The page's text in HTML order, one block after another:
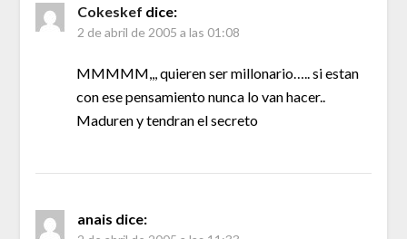
Cokeskef dice:
2 de abril de 2005 a las 01:08
MMMMM,,, quieren ser millonario….. si estan
con ese pensamiento nunca lo van hacer..
Maduren y tendran el secreto
anais dice: